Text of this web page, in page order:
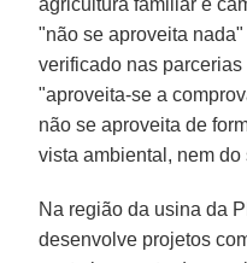
"não se aproveita
verificado nas
"aproveita-se a
não se aproveita de
vista ambiental, nem
Na região da usina da
desenvolve projetos